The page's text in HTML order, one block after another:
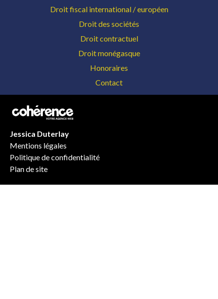
Droit fiscal international / européen
Droit des sociétés
Droit contractuel
Droit monégasque
Honoraires
Contact
Jessica Duterlay
Mentions légales
Politique de confidentialité
Plan de site